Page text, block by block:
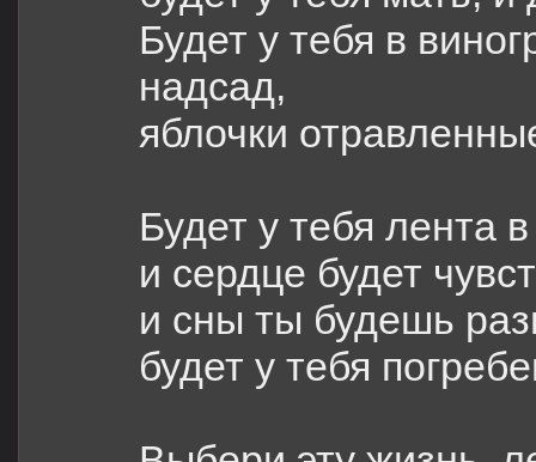
Будет у тебя в
надсад,
яблочки
Будет у тебя лента
и сердце будет
и сны ты будешь
будет у тебя